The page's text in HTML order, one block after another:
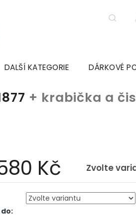
DALŠÍ KATEGORIE DÁRKOVÉ
+ krabička a
Kč Zvolte